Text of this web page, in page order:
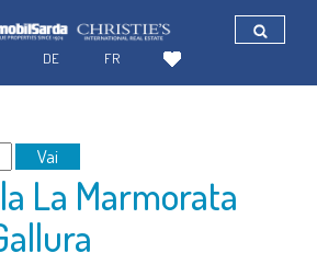
Vai
La Marmorata
FR
DE